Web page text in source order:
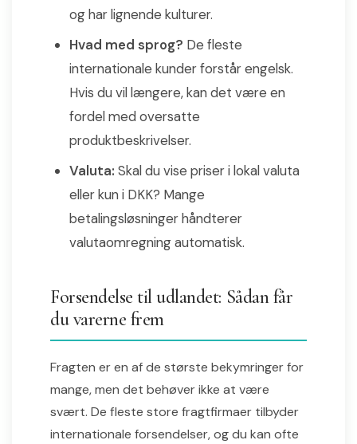
og har lignende kulturer.
Hvad med sprog? De fleste
internationale kunder forstår engelsk.
Hvis du vil længere, kan det være en
fordel med oversatte
produktbeskrivelser.
Valuta: Skal du vise priser i lokal valuta
eller kun i DKK? Mange
betalingsløsninger håndterer
valutaomregning automatisk.
Forsendelse til udlandet: Sådan får
du varerne frem
Fragten er en af de største bekymringer for
mange, men det behøver ikke at være
svært. De fleste store fragtfirmaer tilbyder
internationale forsendelser, og du kan ofte